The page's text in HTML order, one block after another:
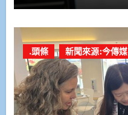
.頭條 新聞來源:今傳媒